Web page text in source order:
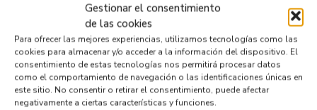
Gestionar el consentimiento
de las cookies
Para ofrecer las mejores experiencias, utilizamos tecnologías como las
cookies para almacenar y/o acceder a la información del dispositivo. El
consentimiento de estas tecnologías nos permitirá procesar datos
como el comportamiento de navegación o las identificaciones únicas en
este sitio. No consentir o retirar el consentimiento, puede afectar
negativamente a ciertas características y funciones.
Productos relacionados
MODULO ELECTRONICO 7229173
Recambios BMWSERIE 1 CABRIO (E88) N47D20A